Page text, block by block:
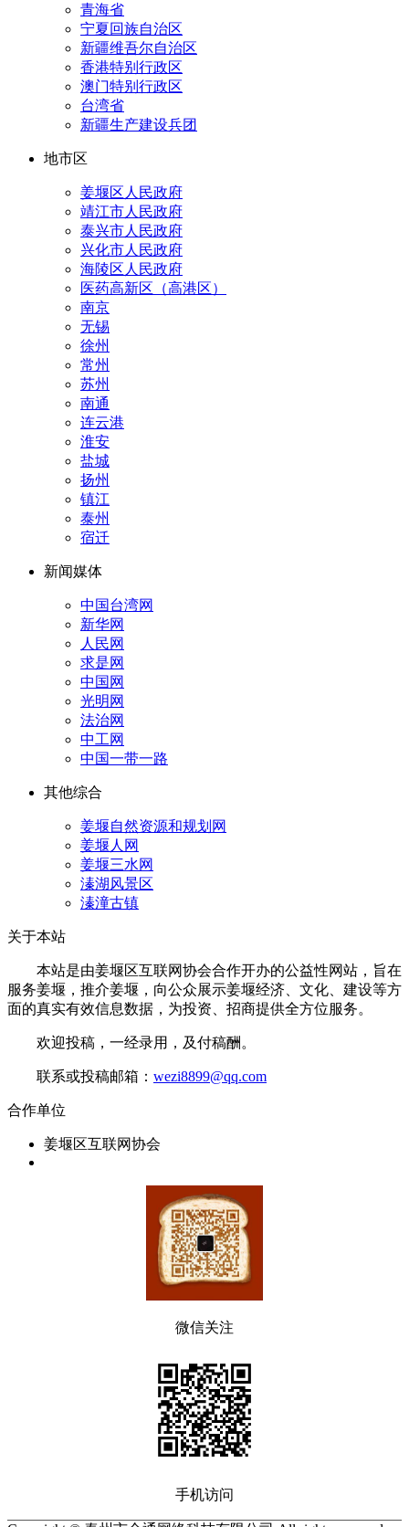
青海省
宁夏回族自治区
新疆维吾尔自治区
香港特别行政区
澳门特别行政区
台湾省
新疆生产建设兵团
地市区
姜堰区人民政府
靖江市人民政府
泰兴市人民政府
兴化市人民政府
海陵区人民政府
医药高新区（高港区）
南京
无锡
徐州
常州
苏州
南通
连云港
淮安
盐城
扬州
镇江
泰州
宿迁
新闻媒体
中国台湾网
新华网
人民网
求是网
中国网
光明网
法治网
中工网
中国一带一路
其他综合
姜堰自然资源和规划网
姜堰人网
姜堰三水网
溱湖风景区
溱潼古镇
关于本站
本站是由姜堰区互联网协会合作开办的公益性网站，旨在
服务姜堰，推介姜堰，向公众展示姜堰经济、文化、建设等方
面的真实有效信息数据，为投资、招商提供全方位服务。
欢迎投稿，一经录用，及付稿酬。
联系或投稿邮箱： wezi8899@qq.com
合作单位
姜堰区互联网协会
微信关注
手机访问